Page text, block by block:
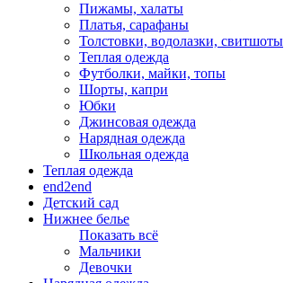
Пижамы, халаты
Платья, сарафаны
Толстовки, водолазки, свитшоты
Теплая одежда
Футболки, майки, топы
Шорты, капри
Юбки
Джинсовая одежда
Нарядная одежда
Школьная одежда
Теплая одежда
end2end
Детский сад
Нижнее белье
Показать всё
Мальчики
Девочки